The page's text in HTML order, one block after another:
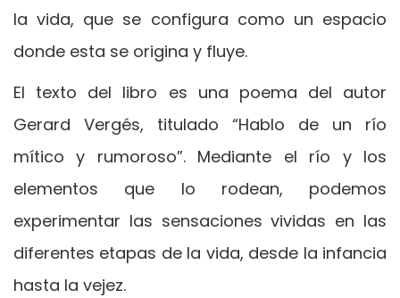
la vida, que se configura como un espacio
donde esta se origina y fluye.
El texto del libro es una poema del autor
Gerard Vergés, titulado “Hablo de un río
mítico y rumoroso”. Mediante el río y los
elementos que lo rodean, podemos
experimentar las sensaciones vividas en las
diferentes etapas de la vida, desde la infancia
hasta la vejez.